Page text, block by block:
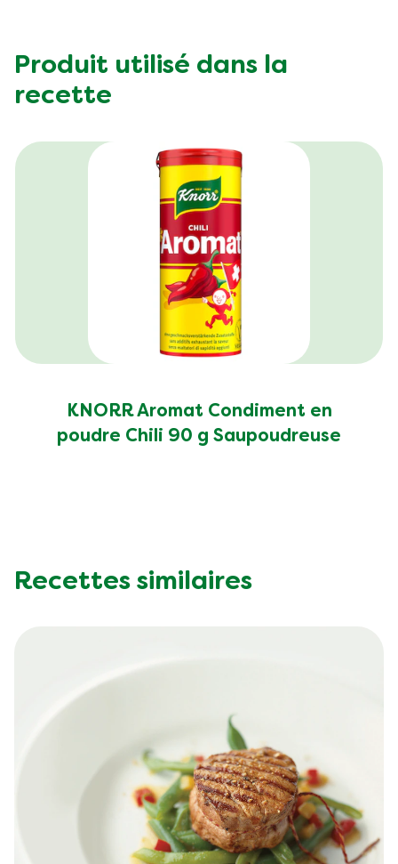
Carbohydrates (g)
Fat (g)
Fibre (g)
Produit utilisé dans la
recette
KNORR Aromat Condiment en
poudre Chili 90 g Saupoudreuse
Recettes similaires